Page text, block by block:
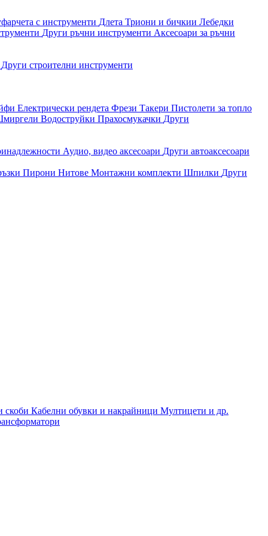
с инструменти Длета Триони и бичкии Лебедки
Други ръчни инструменти Аксесоари за ръчни
Други строителни инструменти
Електрически рендета Фрези Такери Пистолети за топло
Водоструйки Прахосмукачки Други
Аудио, видео аксесоари Други автоаксесоари
Пирони Нитове Монтажни комплекти Шпилки Други
скоби Кабелни обувки и накрайници Мултицети и др.